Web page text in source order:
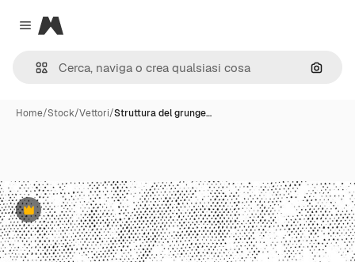
Close menu
Magnific
Cerca
Home/Stock/Vettori/Struttura del grunge…
Premium